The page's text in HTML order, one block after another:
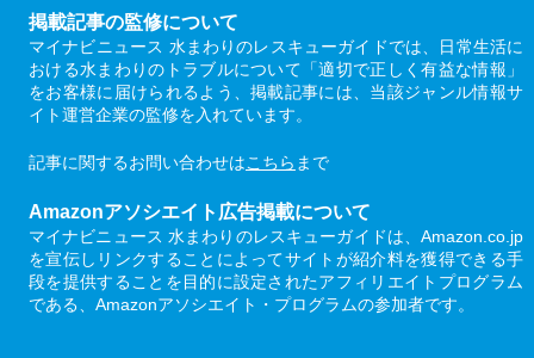
掲載記事の監修について
マイナビニュース 水まわりのレスキューガイドでは、日常生活に
おける水まわりのトラブルについて「適切で正しく有益な情報」
をお客様に届けられるよう、掲載記事には、当該ジャンル情報サ
イト運営企業の監修を入れています。
記事に関するお問い合わせはこちら まで
Amazonアソシエイト広告掲載について
マイナビニュース 水まわりのレスキューガイドは、Amazon.co.jp
を宣伝しリンクすることによってサイトが紹介料を獲得できる手
段を提供することを目的に設定されたアフィリエイトプログラム
である、Amazonアソシエイト・プログラムの参加者です。